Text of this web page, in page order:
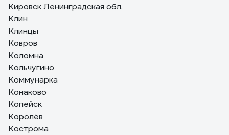
Кировск Ленинградская обл.
Клин
Клинцы
Ковров
Коломна
Кольчугино
Коммунарка
Конаково
Копейск
Королёв
Кострома